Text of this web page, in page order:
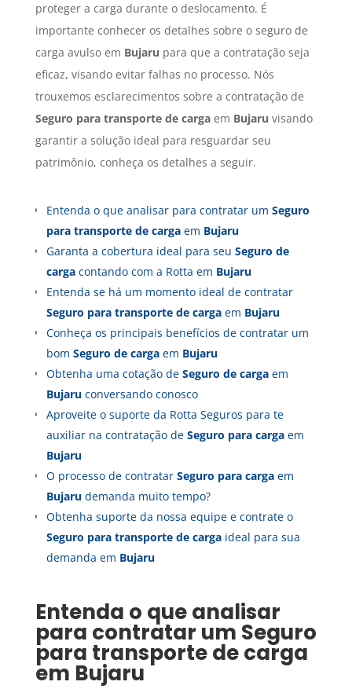
proteger a carga durante o deslocamento. É
importante conhecer os detalhes sobre o seguro de
carga avulso em Bujaru para que a contratação seja
eficaz, visando evitar falhas no processo. Nós
trouxemos esclarecimentos sobre a contratação de
Seguro para transporte de cargaem Bujaru visando
garantir a solução ideal para resguardar seu
patrimônio, conheça os detalhes a seguir.
Entenda o que analisar para contratar um Seguro
para transporte de cargaem Bujaru
Garanta a cobertura ideal para seu Seguro de
cargacontando com a Rotta em Bujaru
Entenda se há um momento ideal de contratar
Seguro para transporte de cargaem Bujaru
Conheça os principais benefícios de contratar um
bom Seguro de cargaem Bujaru
Obtenha uma cotação de Seguro de cargaem
Bujaruconversando conosco
Aproveite o suporte da Rotta Seguros para te
auxiliar na contratação de Seguro para cargaem
Bujaru
O processo de contratar Seguro para cargaem
Bujarudemanda muito tempo?
Obtenha suporte da nossa equipe e contrate o
Seguro para transporte de cargaideal para sua
demanda em Bujaru
Entenda o que analisar
para contratar um Seguro
para transporte de carga
em Bujaru